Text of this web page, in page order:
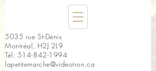
5035 rue St-Denis
Montréal, H2J 2L9
Tél: 514-842-1994
lapetitemarche@videotron.ca